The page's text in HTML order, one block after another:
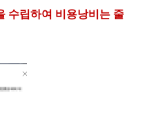
수립하여 비용낭비는 줄